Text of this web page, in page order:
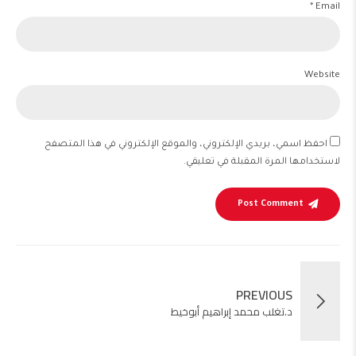
Email *
Website
احفظ اسمي، بريدي الإلكتروني، والموقع الإلكتروني في هذا المتصفح
لاستخدامها المرة المقبلة في تعليقي.
Post Comment
PREVIOUS
د.تغلب محمد إبراهيم أبوخيط